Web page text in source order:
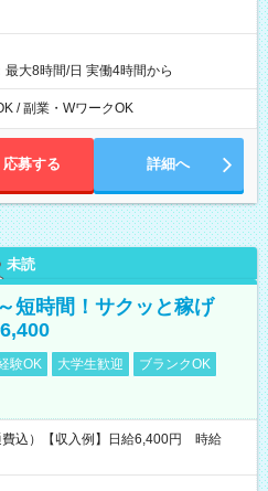
大8時間/日 実働4時間から
/ 副業・WワークOK
応募する 詳細へ
未読
短時間！サクッと稼げ
験OK 大学生歓迎
ブランクOK
費込）【収入例】日給6,400円 時給